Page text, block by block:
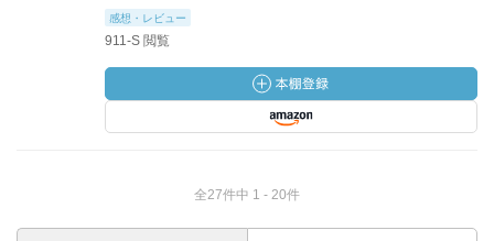
感想・レビュー
911-S 閲覧
全27件中 1 - 20件